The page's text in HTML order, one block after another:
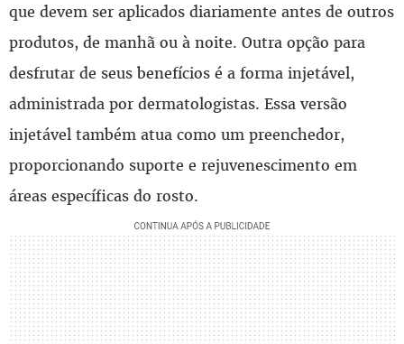
que devem ser aplicados diariamente antes de outros
produtos, de manhã ou à noite. Outra opção para
desfrutar de seus benefícios é a forma injetável,
administrada por dermatologistas. Essa versão
injetável também atua como um preenchedor,
proporcionando suporte e rejuvenescimento em
áreas específicas do rosto.